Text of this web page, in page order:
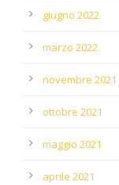
giugno 2022
marzo 2022
novembre 2021
ottobre 2021
maggio 2021
aprile 2021